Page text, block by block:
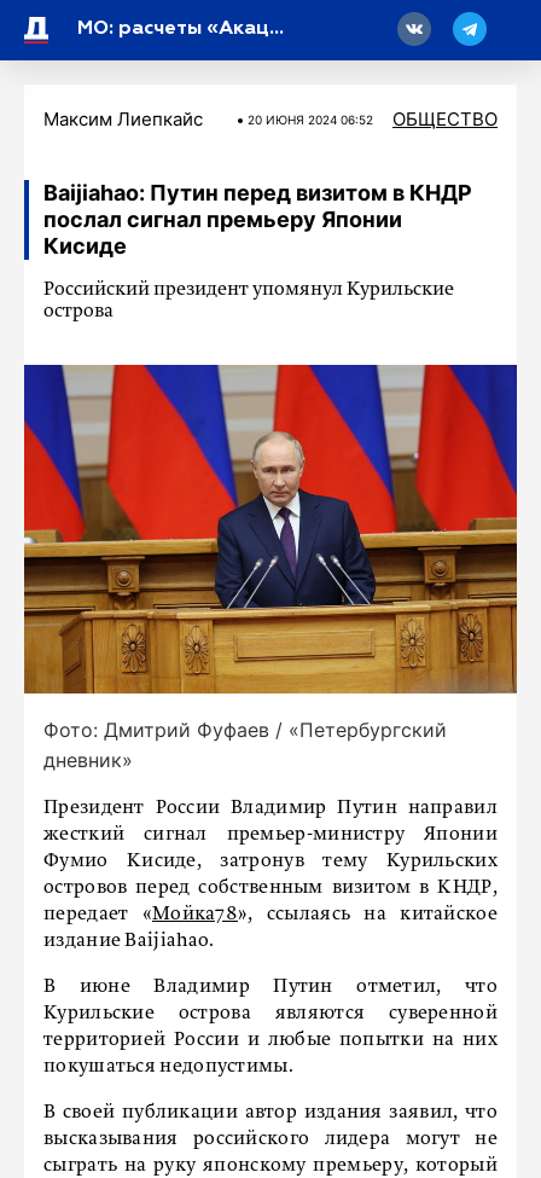
МО: расчеты «Акации» уничтожили гаубицу Д-30 под Авдеевкой
Максим Лиепкайс 20 ИЮНЯ 2024 06:52 ОБЩЕСТВО
Baijiahao: Путин перед визитом в КНДР
послал сигнал премьеру Японии
Кисиде
Российский президент упомянул Курильские
острова
Фото: Дмитрий Фуфаев / «Петербургский
дневник»
Президент России Владимир Путин направил
жесткий сигнал премьер-министру Японии
Фумио Кисиде, затронув тему Курильских
островов перед собственным визитом в КНДР,
передает «Мойка78», ссылаясь на китайское
издание Baijiahao.
В июне Владимир Путин отметил, что
Курильские острова являются суверенной
территорией России и любые попытки на них
покушаться недопустимы.
В своей публикации автор издания заявил, что
высказывания российского лидера могут не
сыграть на руку японскому премьеру, который